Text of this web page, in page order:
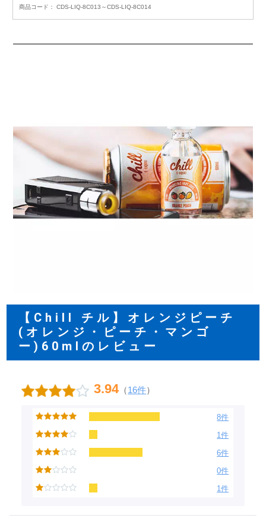
商品コード： CDS-LIQ-8C013～CDS-LIQ-8C014
【Chill チル】オレンジピーチ
(オレンジ・ピーチ・マンゴ
ー)60mlのレビュー
3.94（16件）
8件
1件
6件
0件
1件